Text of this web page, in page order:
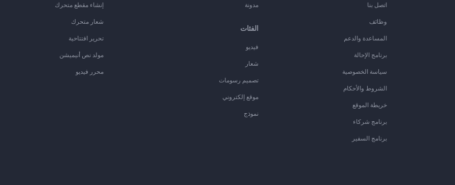
اتصل بنا
وظائف
المساعدة والدعم
برنامج الإحالة
سياسة الخصوصية
الشروط والأحكام
خريطة الموقع
برنامج شركاء
برنامج السفير
مدونة
الفئات
فيديو
شعار
تصميم رسومات
موقع إلكتروني
نموذج
إنشاء مقطع متحرك
شعار متحرك
تحرير افتتاحية
مولد نص أنيميشن
محرر فيديو